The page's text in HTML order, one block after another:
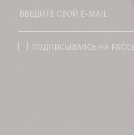
ПОДПИСЫВАЯСЬ НА